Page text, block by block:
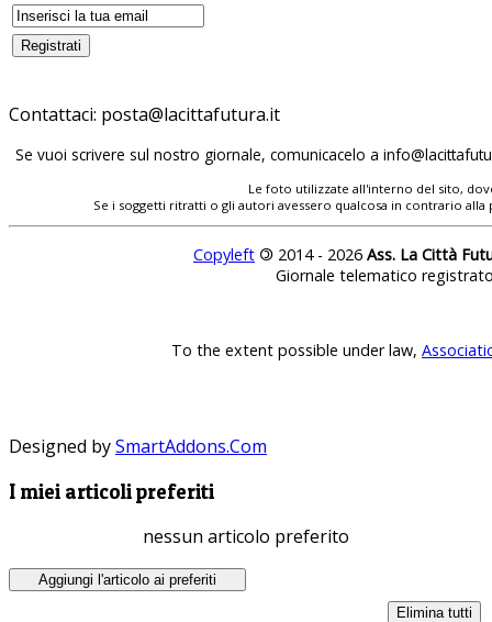
Contattaci: posta@lacittafutura.it
Se vuoi scrivere sul nostro giornale, comunicacelo a
Le foto utilizzate all'interno del sito,
Se i soggetti ritratti o gli autori avessero qualcosa in contrario
Copyleft © 2014 - 2026 Ass. La Città
Giornale telematico
To the extent possible under law,
Designed bySmartAddons.Com
I miei articoli preferiti
nessun articolo preferito